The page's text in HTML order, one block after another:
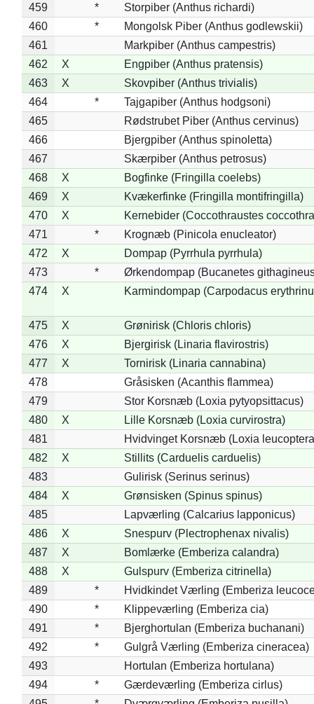
459
*
Storpiber (Anthus richardi)
460
*
Mongolsk Piber (Anthus godlewskii)
461
Markpiber (Anthus campestris)
462
X
Engpiber (Anthus pratensis)
463
X
Skovpiber (Anthus trivialis)
464
*
Tajgapiber (Anthus hodgsoni)
465
Rødstrubet Piber (Anthus cervinus)
466
Bjergpiber (Anthus spinoletta)
467
Skærpiber (Anthus petrosus)
468
X
Bogfinke (Fringilla coelebs)
469
X
Kvækerfinke (Fringilla montifringilla)
470
X
Kernebider (Coccothraustes
471
*
Krognæb (Pinicola enucleator)
472
X
Dompap (Pyrrhula pyrrhula)
473
*
Ørkendompap (Bucanetes
474
X Karmindompap (Carpodacus
475 X
Grønirisk (Chloris chloris)
476
X
Bjergirisk (Linaria flavirostris)
477
X
Tornirisk (Linaria cannabina)
478
Gråsisken (Acanthis flammea)
479
Stor Korsnæb (Loxia pytyopsittacus)
480
X
Lille Korsnæb (Loxia curvirostra)
481
Hvidvinget Korsnæb (Loxia
482
X
Stillits (Carduelis carduelis)
483
Gulirisk (Serinus serinus)
484
X
Grønsisken (Spinus spinus)
485
Lapværling (Calcarius lapponicus)
486
X
Snespurv (Plectrophenax nivalis)
487
X
Bomlærke (Emberiza calandra)
488
X
Gulspurv (Emberiza citrinella)
489
*
Hvidkindet Værling (Emberiza
490
*
Klippeværling (Emberiza cia)
491
*
Bjerghortulan (Emberiza buchanani)
492
*
Gulgrå Værling (Emberiza cineracea)
493
Hortulan (Emberiza hortulana)
494
*
Gærdeværling (Emberiza cirlus)